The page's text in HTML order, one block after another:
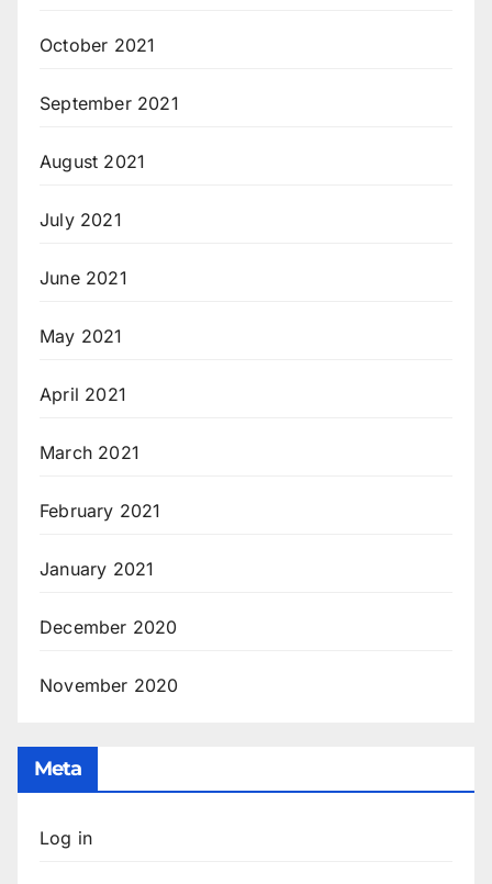
October 2021
September 2021
August 2021
July 2021
June 2021
May 2021
April 2021
March 2021
February 2021
January 2021
December 2020
November 2020
Meta
Log in